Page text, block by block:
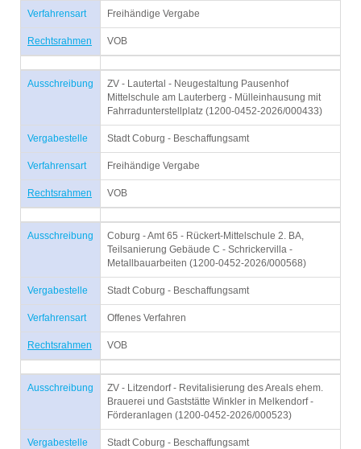
Verfahrensart Freihändige Vergabe
Rechtsrahmen VOB
Ausschreibung
ZV - Lautertal - Neugestaltung Pausenhof
Mittelschule am Lauterberg - Mülleinhausung mit
Fahrradunterstellplatz (1200-0452-2026/000433)
Vergabestelle Stadt Coburg - Beschaffungsamt
Verfahrensart Freihändige Vergabe
Rechtsrahmen VOB
Ausschreibung
Coburg - Amt 65 - Rückert-Mittelschule 2. BA,
Teilsanierung Gebäude C - Schrickervilla -
Metallbauarbeiten (1200-0452-2026/000568)
Vergabestelle Stadt Coburg - Beschaffungsamt
Verfahrensart Offenes Verfahren
Rechtsrahmen VOB
Ausschreibung
ZV - Litzendorf - Revitalisierung des Areals ehem.
Brauerei und Gaststätte Winkler in Melkendorf -
Förderanlagen (1200-0452-2026/000523)
Vergabestelle Stadt Coburg - Beschaffungsamt